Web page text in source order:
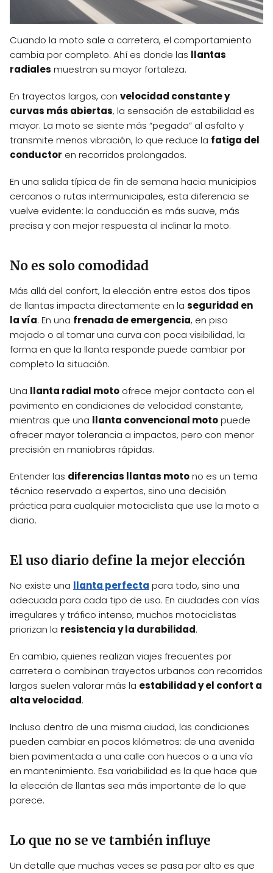
Cuando la moto sale a carretera, el comportamiento
cambia por completo. Ahí es donde las llantas
radiales muestran su mayor fortaleza.
En trayectos largos, con velocidad constante y
curvas más abiertas, la sensación de estabilidad es
mayor. La moto se siente más “pegada” al asfalto y
transmite menos vibración, lo que reduce la fatiga del
conductor en recorridos prolongados.
En una salida típica de fin de semana hacia municipios
cercanos o rutas intermunicipales, esta diferencia se
vuelve evidente: la conducción es más suave, más
precisa y con mejor respuesta al inclinar la moto.
No es solo comodidad
Más allá del confort, la elección entre estos dos tipos
de llantas impacta directamente en la seguridad en
la vía. En una frenada de emergencia, en piso
mojado o al tomar una curva con poca visibilidad, la
forma en que la llanta responde puede cambiar por
completo la situación.
Una llanta radial moto ofrece mejor contacto con el
pavimento en condiciones de velocidad constante,
mientras que una llanta convencional motopuede
ofrecer mayor tolerancia a impactos, pero con menor
precisión en maniobras rápidas.
Entender las diferencias llantas motono es un tema
técnico reservado a expertos, sino una decisión
práctica para cualquier motociclista que use la moto a
diario.
El uso diario define la mejor elección
No existe una llanta perfecta para todo, sino una
adecuada para cada tipo de uso. En ciudades con vías
irregulares y tráfico intenso, muchos motociclistas
priorizan la resistencia y la durabilidad.
En cambio, quienes realizan viajes frecuentes por
carretera o combinan trayectos urbanos con recorridos
largos suelen valorar más la estabilidad y el confort a
alta velocidad.
Incluso dentro de una misma ciudad, las condiciones
pueden cambiar en pocos kilómetros: de una avenida
bien pavimentada a una calle con huecos o a una vía
en mantenimiento. Esa variabilidad es la que hace que
la elección de llantas sea más importante de lo que
parece.
Lo que no se ve también influye
Un detalle que muchas veces se pasa por alto es que